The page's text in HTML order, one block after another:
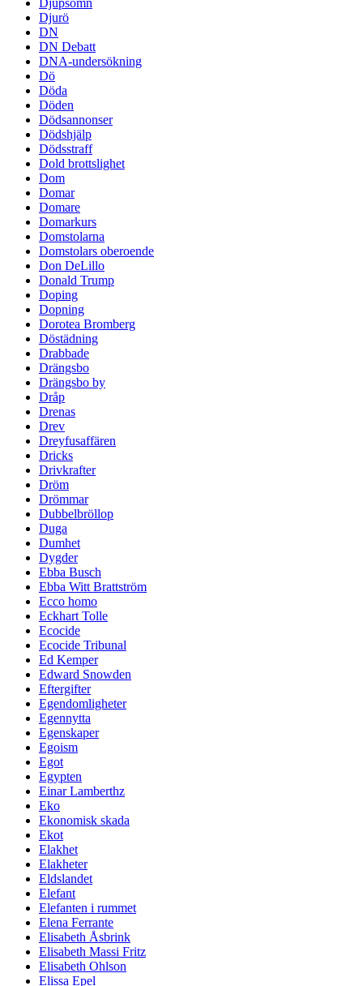
Djurö
DN
DN Debatt
DNA-undersökning
Dö
Döda
Döden
Dödsannonser
Dödshjälp
Dödsstraff
Dold brottslighet
Dom
Domar
Domare
Domarkurs
Domstolarna
Domstolars oberoende
Don DeLillo
Donald Trump
Doping
Dopning
Dorotea Bromberg
Döstädning
Drabbade
Drängsbo
Drängsbo by
Dråp
Drenas
Drev
Dreyfusaffären
Dricks
Drivkrafter
Dröm
Drömmar
Dubbelbröllop
Duga
Dumhet
Dygder
Ebba Busch
Ebba Witt Brattström
Ecco homo
Eckhart Tolle
Ecocide
Ecocide Tribunal
Ed Kemper
Edward Snowden
Eftergifter
Egendomligheter
Egennytta
Egenskaper
Egoism
Egot
Egypten
Einar Lamberthz
Eko
Ekonomisk skada
Ekot
Elakhet
Elakheter
Eldslandet
Elefant
Elefanten i rummet
Elena Ferrante
Elisabeth Åsbrink
Elisabeth Massi Fritz
Elisabeth Ohlson
Elissa Epel